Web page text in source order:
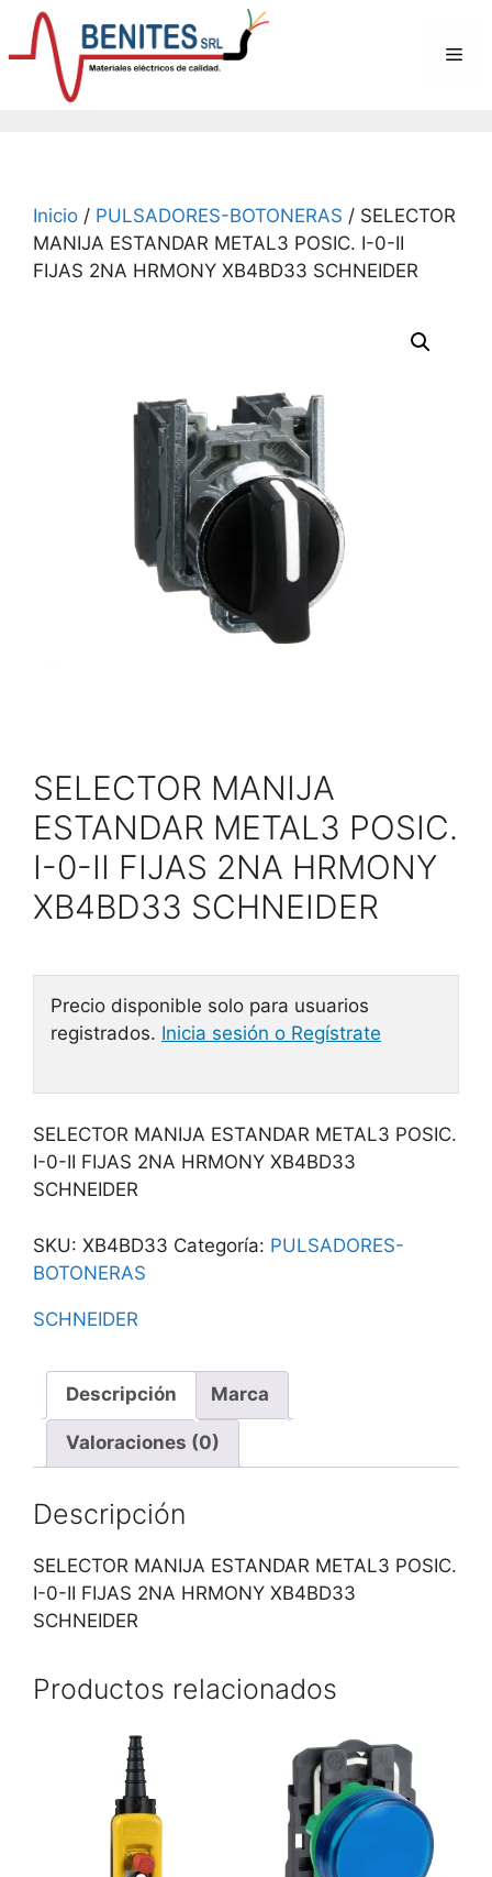
Saltar
contenido
Inicio / PULSADORES-BOTONERAS / SELECTOR
MANIJA ESTANDAR METAL3 POSIC. I-0-II
FIJAS 2NA HRMONY XB4BD33 SCHNEIDER
SELECTOR MANIJA
ESTANDAR METAL3 POSIC.
I-0-II FIJAS 2NA HRMONY
XB4BD33 SCHNEIDER
Precio disponible solo para usuarios
registrados. Inicia sesión o Regístrate
SELECTOR MANIJA ESTANDAR METAL3 POSIC.
I-0-II FIJAS 2NA HRMONY XB4BD33
SCHNEIDER
SKU: XB4BD33 Categoría: PULSADORES-
BOTONERAS
SCHNEIDER
Descripción Marca
Valoraciones (0)
Descripción
SELECTOR MANIJA ESTANDAR METAL3 POSIC.
I-0-II FIJAS 2NA HRMONY XB4BD33
SCHNEIDER
Productos relacionados